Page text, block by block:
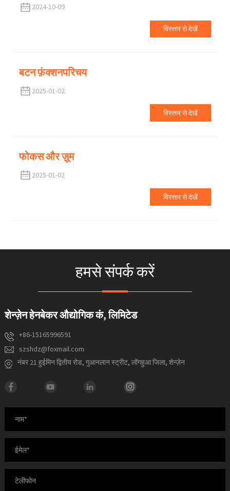
2024-10-09
विस्तार से देखें
बटन फ़ंक्शनपरिचय
2025-01-02
विस्तार से देखें
फोकस और ज़ूम
2025-01-02
विस्तार से देखें
हमसे संपर्क करें
शेन्ज़ेन हेनबेकर औद्योगिक कं, लिमिटेड
+86-15165996591
szshdz@foxmail.com
नंबर 21 हुईमिन द्वितीय रोड, गुआनलान स्ट्रीट, लोंगहुआ जिला, शेन्ज़ेन